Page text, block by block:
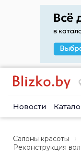
Новости
Салоны красоты
Реконструкция